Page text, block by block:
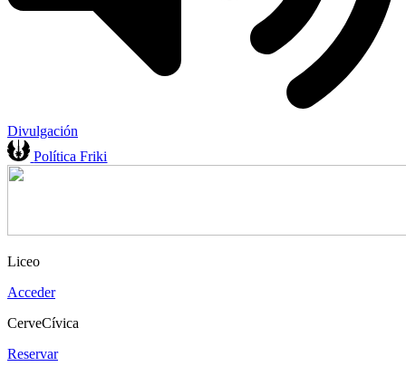
Divulgación
Política Friki
Liceo
Acceder
CerveCívica
Reservar